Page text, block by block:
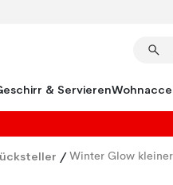
& Servieren
/ Winter Glow